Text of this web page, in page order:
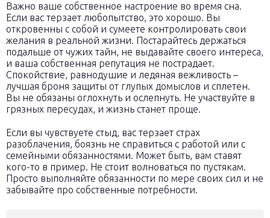
Важно ваше собственное настроение во время сна.
Если вас терзает любопытство, это хорошо. Вы
откровенны с собой и сумеете контролировать свои
желания в реальной жизни. Постарайтесь держаться
подальше от чужих тайн, не выдавайте своего интереса,
и ваша собственная репутация не пострадает.
Спокойствие, равнодушие и ледяная вежливость –
лучшая броня защиты от глупых домыслов и сплетен.
Вы не обязаны оглохнуть и ослепнуть. Не участвуйте в
грязных пересудах, и жизнь станет проще.
Если вы чувствуете стыд, вас терзает страх
разоблачения, боязнь не справиться с работой или с
семейными обязанностями. Может быть, вам ставят
кого-то в пример. Не стоит волноваться по пустякам.
Просто выполняйте обязанности по мере своих сил и не
забывайте про собственные потребности.